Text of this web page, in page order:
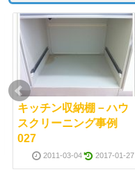
キッチン収納棚－ハウ
スクリーニング事例
027
2011-03-04 2017-01-27